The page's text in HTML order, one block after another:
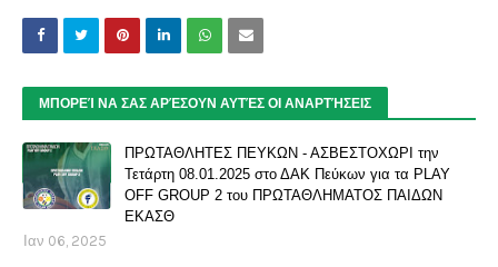
ΜΠΟΡΕΊ ΝΑ ΣΑΣ ΑΡΈΣΟΥΝ ΑΥΤΈΣ ΟΙ ΑΝΑΡΤΉΣΕΙΣ
ΠΡΩΤΑΘΛΗΤΕΣ ΠΕΥΚΩΝ - ΑΣΒΕΣΤΟΧΩΡΙ την
Τετάρτη 08.01.2025 στο ΔΑΚ Πεύκων για τα PLAY
OFF GROUP 2 του ΠΡΩΤΑΘΛΗΜΑΤΟΣ ΠΑΙΔΩΝ
ΕΚΑΣΘ
Ιαν 06, 2025